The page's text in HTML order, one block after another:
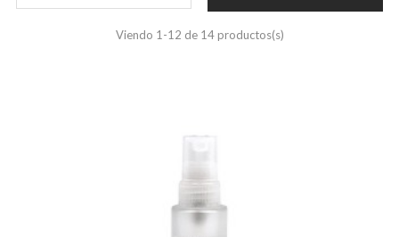
Viendo 1-12 de 14 productos(s)